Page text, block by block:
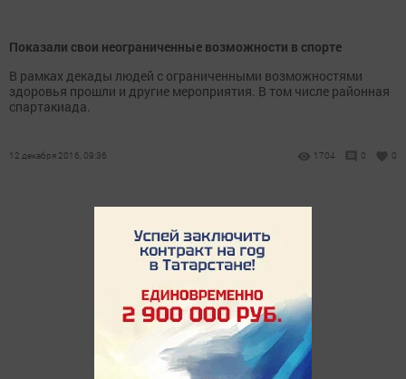
Показали свои неограниченные возможности в спорте
В рамках декады людей с ограниченными возможностями
здоровья прошли и другие мероприятия. В том числе районная
спартакиада.
12 декабря 2016, 09:36 1704 0 0